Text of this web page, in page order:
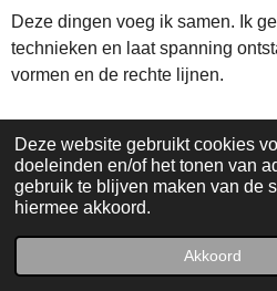
Deze website gebruikt cookies
doeleinden en/of het tonen van
gebruik te blijven maken van de
hiermee akkoord.
Akkoord
Deze dingen voeg ik samen. Ik
technieken en laat spanning
vormen en de rechte lijnen.
a
c
© 2025 | Atelierroute Zwijndrecht